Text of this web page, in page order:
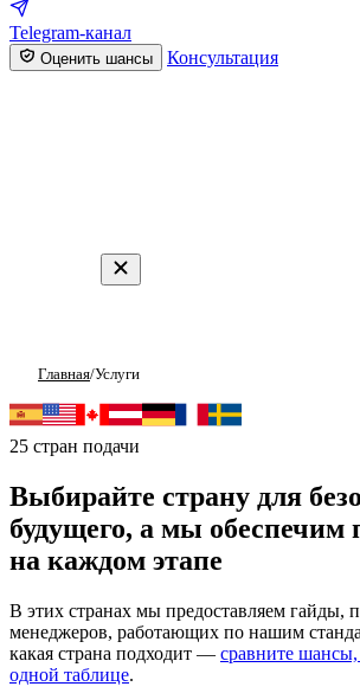
Telegram-канал
Оценить шансы Консультация
Главная/Услуги
Услуги по
25 стран подачи
Выбирайте страну для
будущего, а мы обеспечим
на каждом этапе
В этих странах мы предоставляем гайды,
менеджеров, работающих по нашим
какая страна подходит — сравните
одной таблице.